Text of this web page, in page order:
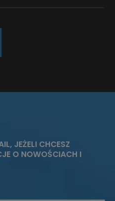
JEŻELI CHCESZ
O NOWOŚCIACH I